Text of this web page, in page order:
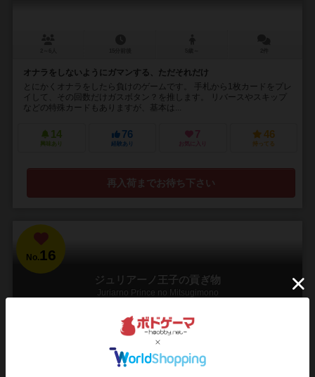
オナラをしないようにガマンする、ただそれだけ
とにかくオナラをしたら負けのゲームです。 手札から1枚カードをプレ
イして、その回数だけガスボタン？を推します。 リバースやスキップ
などの特殊カードもありますが、基本は...
14
興味あり
76
経験あり
7
お気に入り
46
持ってる
再入荷までお待ち下さい
No. 16
ジュリアーノ王子の貢ぎ物
Juriarno Prince no Mitsugimono
20～40分